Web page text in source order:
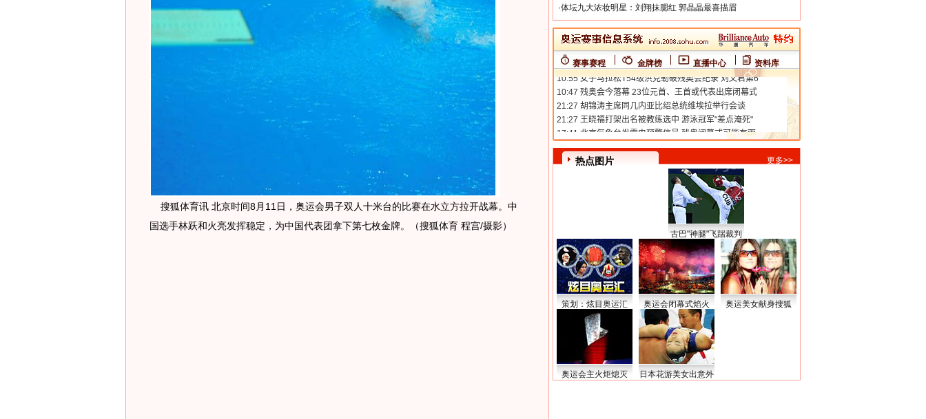
搜狐体育讯 北京时间8月11日，奥运会男子双人十米台的比赛在水立方拉开战幕。中
国选手林跃和火亮发挥稳定，为中国代表团拿下第七枚金牌。（搜狐体育 程宫/摄影）
·体坛九大浓妆明星：刘翔抹腮红 郭晶晶最喜描眉
赛事赛程 金牌榜 直播中心 资料库
热点图片 更多>>
古巴"神腿"飞踹裁判
策划：炫目奥运汇 奥运会闭幕式焰火 奥运美女献身搜狐
奥运会主火炬熄灭 日本花游美女出意外